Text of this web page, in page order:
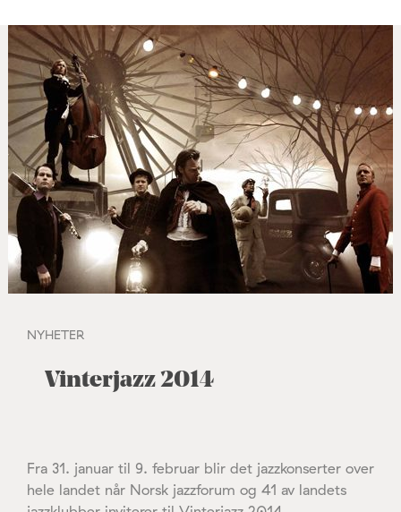
NYHETER
Vinterjazz 2014
Fra 31. januar til 9. februar blir det jazzkonserter over
hele landet når Norsk jazzforum og 41 av landets